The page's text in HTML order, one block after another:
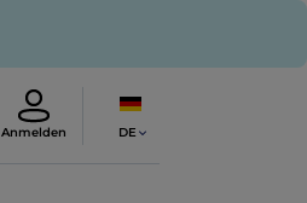
Anmelden DE